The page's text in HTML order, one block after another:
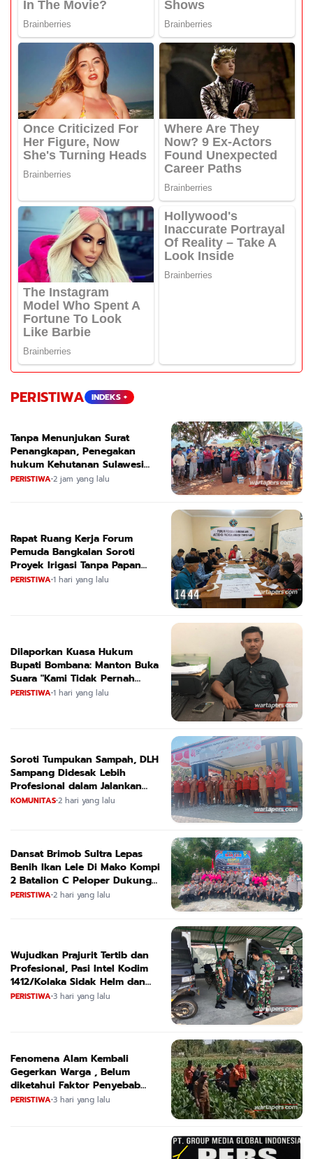
PERISTIWA INDEKS +
Tanpa Menunjukan Surat
Penangkapan, Penegakan
hukum Kehutanan Sulawesi
Selatan Culik Petani Ladah Di
PERISTIWA•2 jam yang lalu
Rapat Ruang Kerja Forum
Pemuda Bangkalan Soroti
Proyek Irigasi Tanpa Papan
Nama
PERISTIWA•1 hari yang lalu
Dilaporkan Kuasa Hukum
Bupati Bombana: Manton Buka
Suara "Kami Tidak Pernah
Menutup Ruang Hak Jawab"
PERISTIWA•1 hari yang lalu
Soroti Tumpukan Sampah, DLH
Sampang Didesak Lebih
Profesional dalam Jalankan
Tugas
KOMUNITAS•2 hari yang lalu
Dansat Brimob Sultra Lepas
Benih Ikan Lele Di Mako Kompi
2 Batalion C Peloper Dukung
ketahanan Pangan Nasional
PERISTIWA•2 hari yang lalu
Wujudkan Prajurit Tertib dan
Profesional, Pasi Intel Kodim
1412/Kolaka Sidak Helm dan
Kendaraan
PERISTIWA•3 hari yang lalu
Fenomena Alam Kembali
Gegerkan Warga , Belum
diketahui Faktor Penyebab
Suara
PERISTIWA•3 hari yang lalu